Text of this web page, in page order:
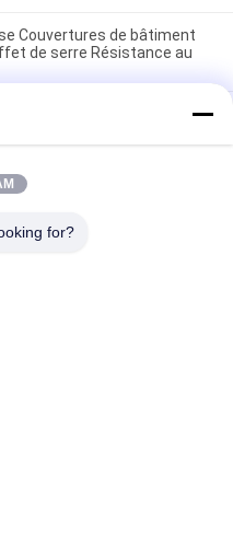
Couvertures de bâtiment
de serre Résistance au
de changement de
bâtiment de Stabilies de
de couvertures de courant
for?